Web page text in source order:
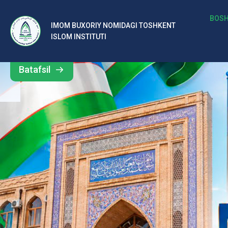
IMOM BUXORIY NOMIDAGI TOSHKENT
ISLOM INSTITUTI
b
al
ar
o‘
rt
a
si
d
Barcha
yangiliklar
Batafsil